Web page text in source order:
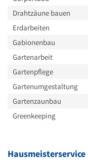
Drahtzäune bauen
Erdarbeiten
Gabionenbau
Gartenarbeit
Gartenpflege
Gartenumgestaltung
Gartenzaunbau
Greenkeeping
Hausmeisterservice